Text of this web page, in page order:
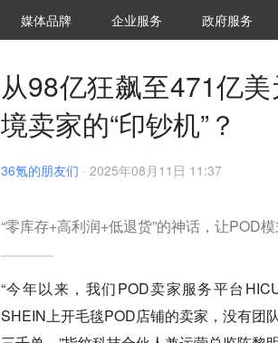
媒体品牌 36Kr研究院
企业服务 城市之窗
政府服务
从98亿狂飙至471亿
境卖家的“印钞机”？
36氪的朋友们 · 2025年08月11日 11:37
“零库存+高利润+低退货”的神话，让POD模
“今年以来，我们POD卖家服务平台
SHEIN上开毛毯POD店铺的卖家，没有团